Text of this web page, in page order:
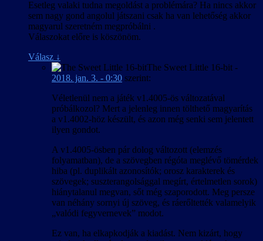
Esetleg valaki tudna megoldást a problémára? Ha nincs akkor
sem nagy gond angolul játszani csak ha van lehetőség akkor
magyarul szeretném megpróbálni .
Válaszokat előre is köszönöm.
Válasz ↓
The Sweet Little 16-bit -
2018. jan. 3. - 0:30 szerint:
Véletlenül nem a játék v1.4005-ös változatával
próbálkozol? Mert a jelenleg innen tölthető magyarítás
a v1.4002-höz készült, és azon még senki sem jelentett
ilyen gondot.
A v1.4005-ösben pár dolog változott (elemzés
folyamatban), de a szövegben régóta meglévő tömérdek
hiba (pl. duplikált azonosítók; orosz karakterek és
szövegek; suszterangolsággal megírt, értelmetlen sorok)
hiánytalanul megvan, sőt még szaporodott. Meg persze
van néhány sornyi új szöveg, és ráerőltették valamelyik
„valódi fegyvernevek” modot.
Ez van, ha elkapkodják a kiadást. Nem kizárt, hogy